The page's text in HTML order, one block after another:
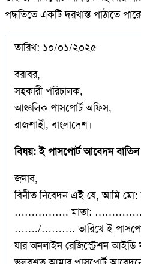
পদ্ধতিতে একটি দরখাস্ত পাঠাতে
তারিখ: ১০/০১/২০২৫
বরাবর,
সহকারী পরিচালক,
আঞ্চলিক পাসপোর্ট অফিস,
রাজশাহী, বাংলাদেশ।
বিষয়: ই পাসপোর্ট আবেদন বাতিল
জনাব,
বিনীত নিবেদন এই যে, আমি মো:
……………. মাতা:
……./………. তারিখে ই
যার অনলাইন রেজিস্ট্রেশন